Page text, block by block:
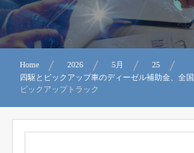
Home 2026 5月
25
四駆とピックアップ車のディーゼル補助金、全
ピックアップトラック